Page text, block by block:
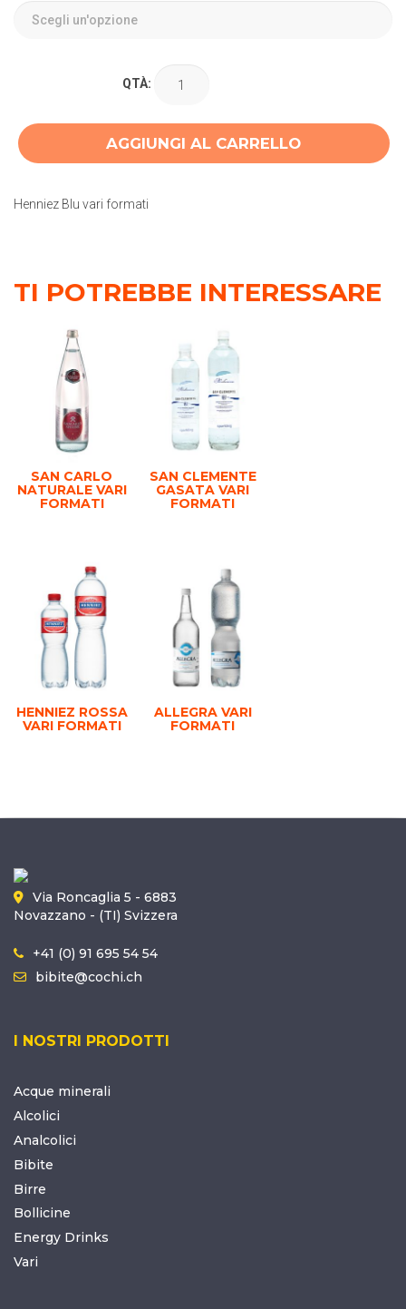
QTÀ:
AGGIUNGI AL CARRELLO
Henniez Blu vari formati
TI POTREBBE INTERESSARE
SAN CARLO
NATURALE VARI
FORMATI
SAN CLEMENTE
GASATA VARI
FORMATI
HENNIEZ ROSSA
VARI FORMATI
ALLEGRA VARI
FORMATI
Via Roncaglia 5 - 6883
Novazzano - (TI) Svizzera
+41 (0) 91 695 54 54
bibite@cochi.ch
I NOSTRI PRODOTTI
Acque minerali
Alcolici
Analcolici
Bibite
Birre
Bollicine
Energy Drinks
Vari